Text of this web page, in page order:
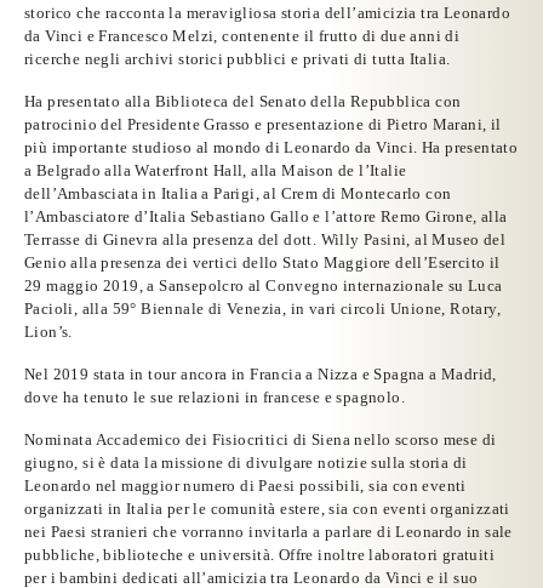
storico che racconta la meravigliosa storia dell’amicizia tra Leonardo
da Vinci e Francesco Melzi, contenente il frutto di due anni di
ricerche negli archivi storici pubblici e privati di tutta Italia.
Ha presentato alla Biblioteca del Senato della Repubblica con
patrocinio del Presidente Grasso e presentazione di Pietro Marani, il
più importante studioso al mondo di Leonardo da Vinci. Ha presentato
a Belgrado alla Waterfront Hall, alla Maison de l’Italie
dell’Ambasciata in Italia a Parigi, al Crem di Montecarlo con
l’Ambasciatore d’Italia Sebastiano Gallo e l’attore Remo Girone, alla
Terrasse di Ginevra alla presenza del dott. Willy Pasini, al Museo del
Genio alla presenza dei vertici dello Stato Maggiore dell’Esercito il
29 maggio 2019, a Sansepolcro al Convegno internazionale su Luca
Pacioli, alla 59° Biennale di Venezia, in vari circoli Unione, Rotary,
Lion’s.
Nel 2019 stata in tour ancora in Francia a Nizza e Spagna a Madrid,
dove ha tenuto le sue relazioni in francese e spagnolo.
Nominata Accademico dei Fisiocritici di Siena nello scorso mese di
giugno, si è data la missione di divulgare notizie sulla storia di
Leonardo nel maggior numero di Paesi possibili, sia con eventi
organizzati in Italia per le comunità estere, sia con eventi organizzati
nei Paesi stranieri che vorranno invitarla a parlare di Leonardo in sale
pubbliche, biblioteche e università. Offre inoltre laboratori gratuiti
per i bambini dedicati all’amicizia tra Leonardo da Vinci e il suo